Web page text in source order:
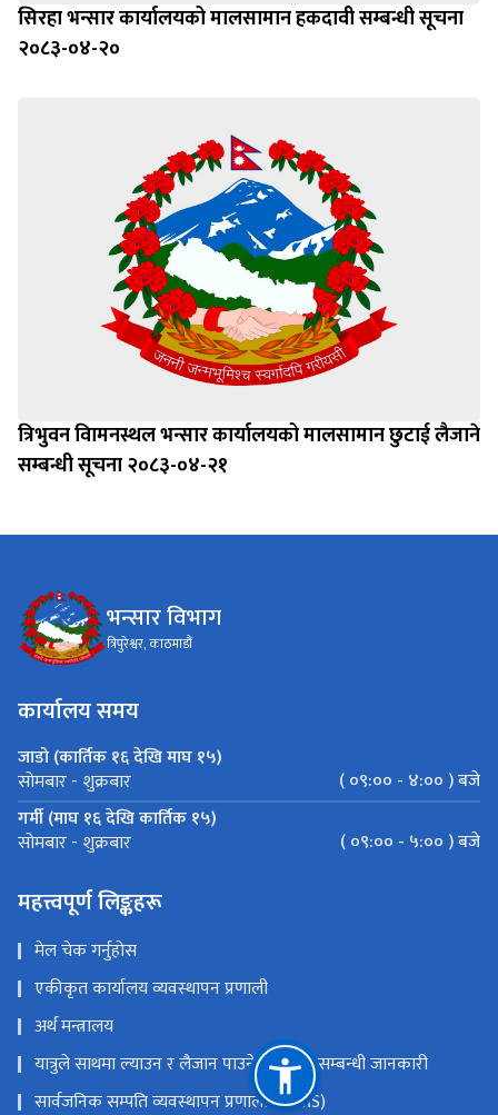
सिरहा भन्सार कार्यालयको मालसामान हकदावी सम्बन्धी सूचना
२०८३-०४-२०
त्रिभुवन विामनस्थल भन्सार कार्यालयको मालसामान छुटाई लैजाने
सम्बन्धी सूचना २०८३-०४-२१
भन्सार विभाग
त्रिपुरेश्वर, काठमाडौं
कार्यालय समय
जाडो (कार्तिक १६ देखि माघ १५)
सोमबार - शुक्रबार
( ०९:०० - ४:०० ) बजे
गर्मी (माघ १६ देखि कार्तिक १५)
सोमबार - शुक्रबार ( ०९:०० - ५:०० ) बजे
महत्त्वपूर्ण लिङ्कहरू
मेल चेक गर्नुहोस
एकीकृत कार्यालय व्यवस्थापन प्रणाली
अर्थ मन्त्रालय
यात्रुले साथमा ल्याउन र लैजान पाउने मालवस्तु सम्बन्धी जानकारी
सार्वजनिक सम्पति व्यवस्थापन प्रणाली (PAMS)